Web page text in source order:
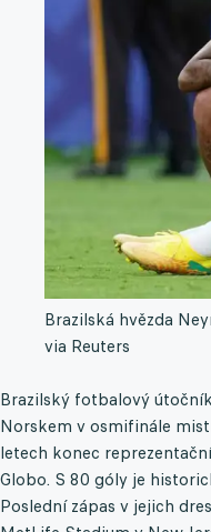
Brazilská hvězda
via Reuters
Brazilský fotbalový
Norskem v osmifinále
letech konec
Globo. S 80 góly je
Poslední zápas v jejich